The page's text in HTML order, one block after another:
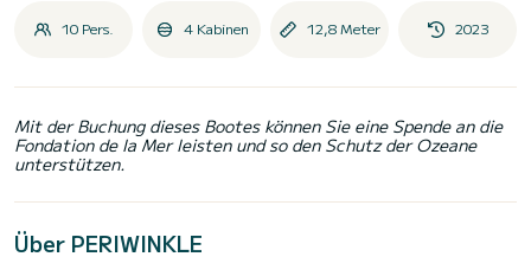
10 Pers. 4 Kabinen 12,8 Meter 2023
Mit der Buchung dieses Bootes können Sie eine Spende an die
Fondation de la Mer leisten und so den Schutz der Ozeane
unterstützen.
Über PERIWINKLE